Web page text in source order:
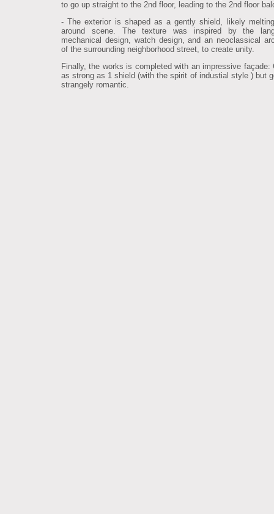
to go up straight to the 2nd floor, leading to the 2nd floor
- The exterior is shaped as a gently shield, likely
around scene. The texture was inspired by the
mechanical design, watch design, and an neoclassical
of the surrounding neighborhood street, to create unity.
Finally, the works is completed with an impressive façade:
as strong as 1 shield (with the spirit of industial style ) but
strangely romantic.